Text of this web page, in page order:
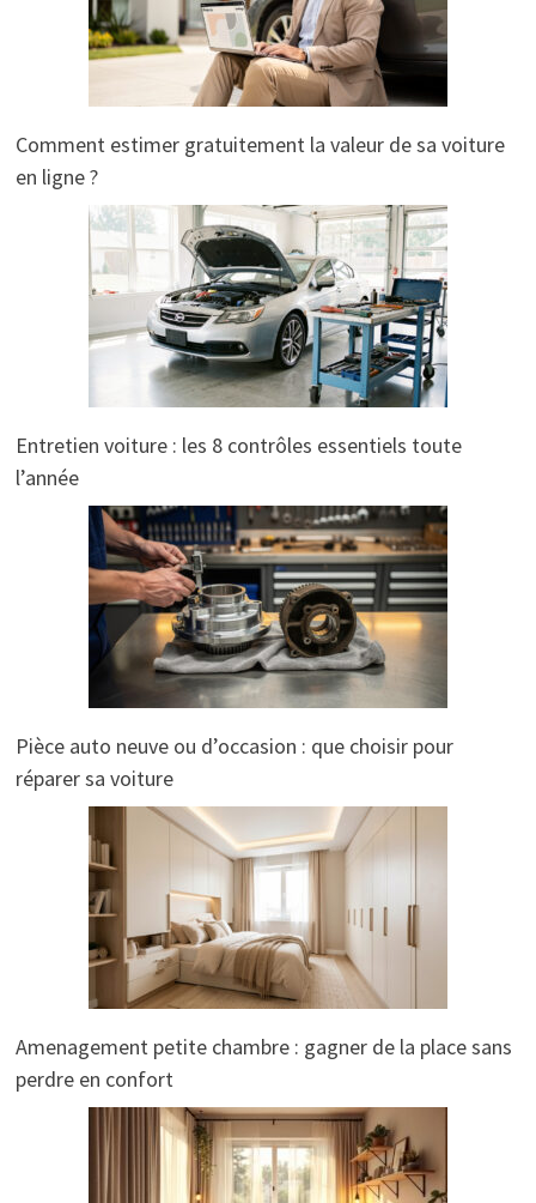
Comment estimer gratuitement la valeur de sa voiture
en ligne ?
Entretien voiture : les 8 contrôles essentiels toute
l’année
Pièce auto neuve ou d’occasion : que choisir pour
réparer sa voiture
Amenagement petite chambre : gagner de la place sans
perdre en confort